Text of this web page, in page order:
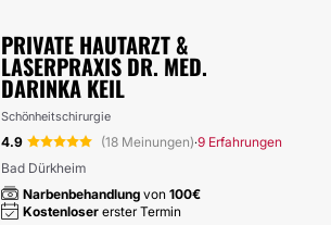
PRIVATE HAUTARZT &
LASERPRAXIS DR. MED.
DARINKA KEIL
Schönheitschirurgie
4.9 (18 Meinungen)·9 Erfahrungen
Bad Dürkheim
Narbenbehandlung von 100€
Kostenloser erster Termin